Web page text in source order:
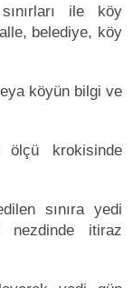
ile köy
belediye, köy
köyün bilgi ve
ölçü krokisinde
sınıra yedi
nezdinde itiraz